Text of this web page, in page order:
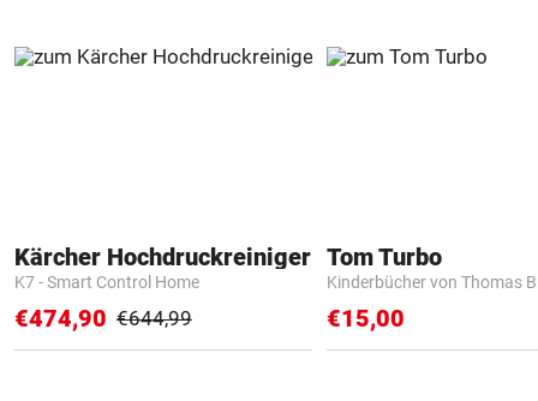
Kärcher Hochdruckreiniger
K7 - Smart Control Home
€474,90 €644,99
Tom Turbo
Kinderbücher von Thomas
€15,00